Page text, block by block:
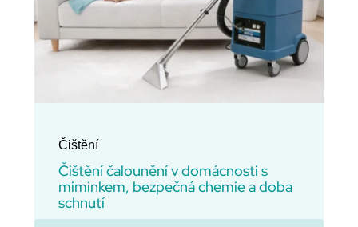
Čištění
Čištění čalounění v domácnosti s
miminkem, bezpečná chemie a doba
schnutí